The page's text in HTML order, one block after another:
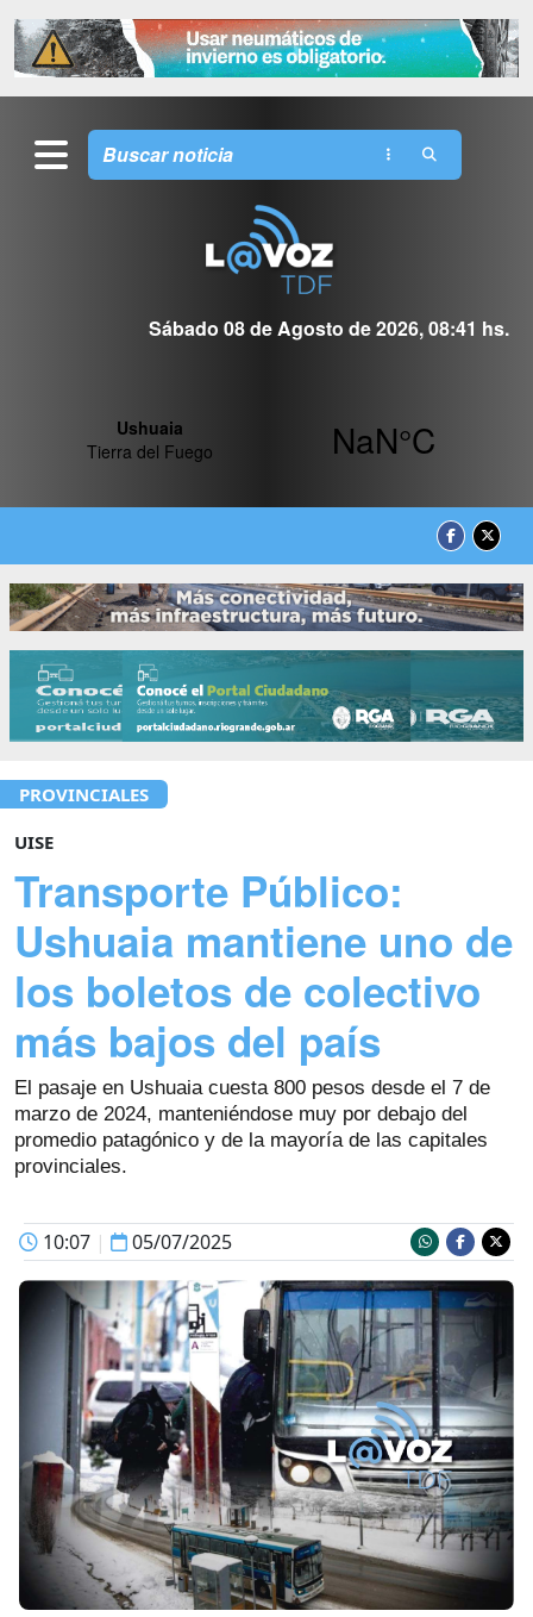
Sábado 08 de Agosto de 2026, 08:41 hs.
PROVINCIALES
UISE
Transporte Público:
Ushuaia mantiene uno de
los boletos de colectivo
más bajos del país
El pasaje en Ushuaia cuesta 800 pesos desde el 7 de
marzo de 2024, manteniéndose muy por debajo del
promedio patagónico y de la mayoría de las capitales
provinciales.
10:07 | 05/07/2025